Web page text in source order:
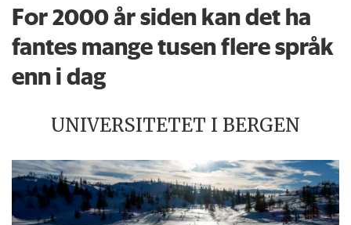
For 2000 år siden kan det ha
fantes mange tusen flere språk
enn i dag
UNIVERSITETET I BERGEN